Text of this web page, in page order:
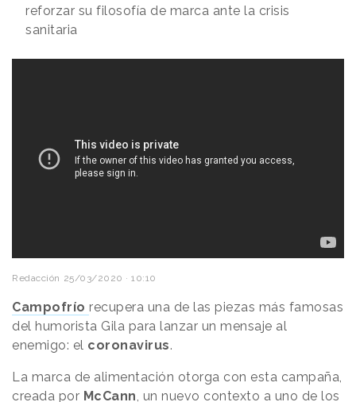
reforzar su filosofía de marca ante la crisis
sanitaria
Redacción 25/03/2020 · 10:10
Campofrío recupera una de las piezas más famosas
del humorista Gila para lanzar un mensaje al
enemigo: el coronavirus.
La marca de alimentación otorga con esta campaña,
creada por McCann, un nuevo contexto a uno de los